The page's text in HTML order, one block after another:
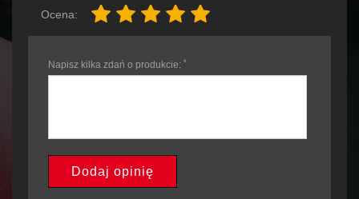
Ocena:
Napisz kilka zdań o produkcie: *
Dodaj opinię